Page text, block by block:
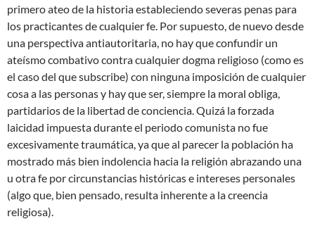
primero ateo de la historia estableciendo severas penas para
los practicantes de cualquier fe. Por supuesto, de nuevo desde
una perspectiva antiautoritaria, no hay que confundir un
ateísmo combativo contra cualquier dogma religioso (como es
el caso del que subscribe) con ninguna imposición de cualquier
cosa a las personas y hay que ser, siempre la moral obliga,
partidarios de la libertad de conciencia. Quizá la forzada
laicidad impuesta durante el periodo comunista no fue
excesivamente traumática, ya que al parecer la población ha
mostrado más bien indolencia hacia la religión abrazando una
u otra fe por circunstancias históricas e intereses personales
(algo que, bien pensado, resulta inherente a la creencia
religiosa).